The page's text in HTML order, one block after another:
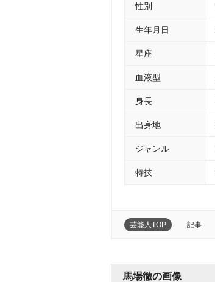
性別
生年月日
星座
血液型
身長
出身地
ジャンル
特技
芸能人TOP 記事
馬場徹の画像